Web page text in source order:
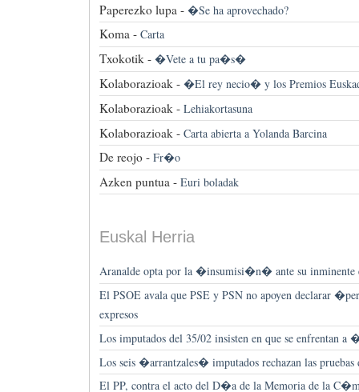
Paperezko lupa - �Se ha aprovechado?
Koma - Carta
Txokotik - �Vete a tu pa�s�
Kolaborazioak - �El rey necio� y los Premios
Kolaborazioak - Lehiakortasuna
Kolaborazioak - Carta abierta a Yolanda Barcina
De reojo - Fr�o
Azken puntua - Euri boladak
Euskal Herria
Aranalde opta por la �insumisi�n� ante su inminente
El PSOE avala que PSE y PSN no apoyen declarar
expresos
Los imputados del 35/02 insisten en que se enfrentan
Los seis �arrantzales� imputados rechazan las
El PP, contra el acto del D�a de la Memoria de la